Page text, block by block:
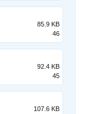
85.9 KB
46
92.4 KB
45
107.6 KB